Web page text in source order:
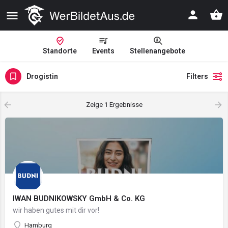
Standorte Events Stellenangebote
Drogistin Filters
Zeige 1 Ergebnisse
IWAN BUDNIKOWSKY GmbH & Co. KG
wir haben gutes mit dir vor!
Hamburg